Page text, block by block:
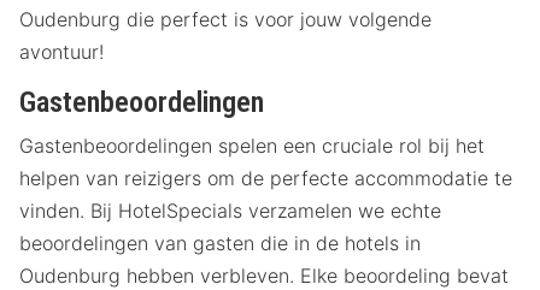
Oudenburg die perfect is voor jouw volgende
avontuur!
Gastenbeoordelingen
Gastenbeoordelingen spelen een cruciale rol bij het
helpen van reizigers om de perfecte accommodatie te
vinden. Bij HotelSpecials verzamelen we echte
beoordelingen van gasten die in de hotels in
Oudenburg hebben verbleven. Elke beoordeling bevat